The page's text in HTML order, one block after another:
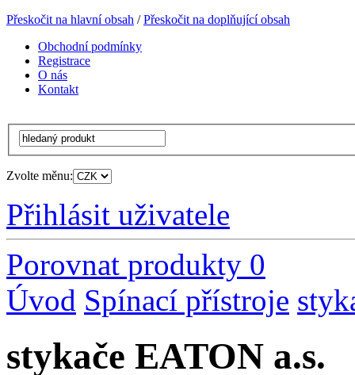
Přeskočit na hlavní obsah /Přeskočit na doplňující obsah
Obchodní podmínky
Registrace
O nás
Kontakt
Zvolte měnu:
Přihlásit uživatele
Porovnat produkty 0
Úvod Spínací přístroje